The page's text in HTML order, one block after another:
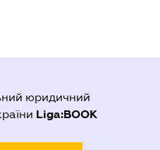
юридичний
Liga:BOOK